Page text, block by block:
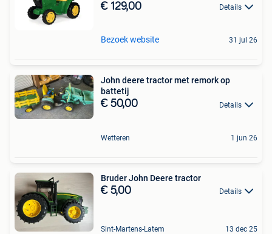
€ 129,00 Details
Bezoek website 31 jul 26
John deere tractor met remork op
battetij
€ 50,00 Details
Wetteren 1 jun 26
Bruder John Deere tractor
€ 5,00 Details
Sint-Martens-Latem 13 dec 25